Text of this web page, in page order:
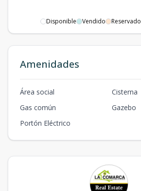
Disponible Vendido Reservado
Amenidades
Área social
Cisterna
Gas común
Gazebo
Portón Eléctrico